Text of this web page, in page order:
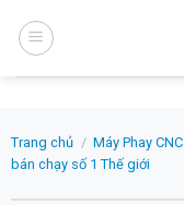
Trang chủ / Máy Phay CNC
bán chạy số 1 Thế giới